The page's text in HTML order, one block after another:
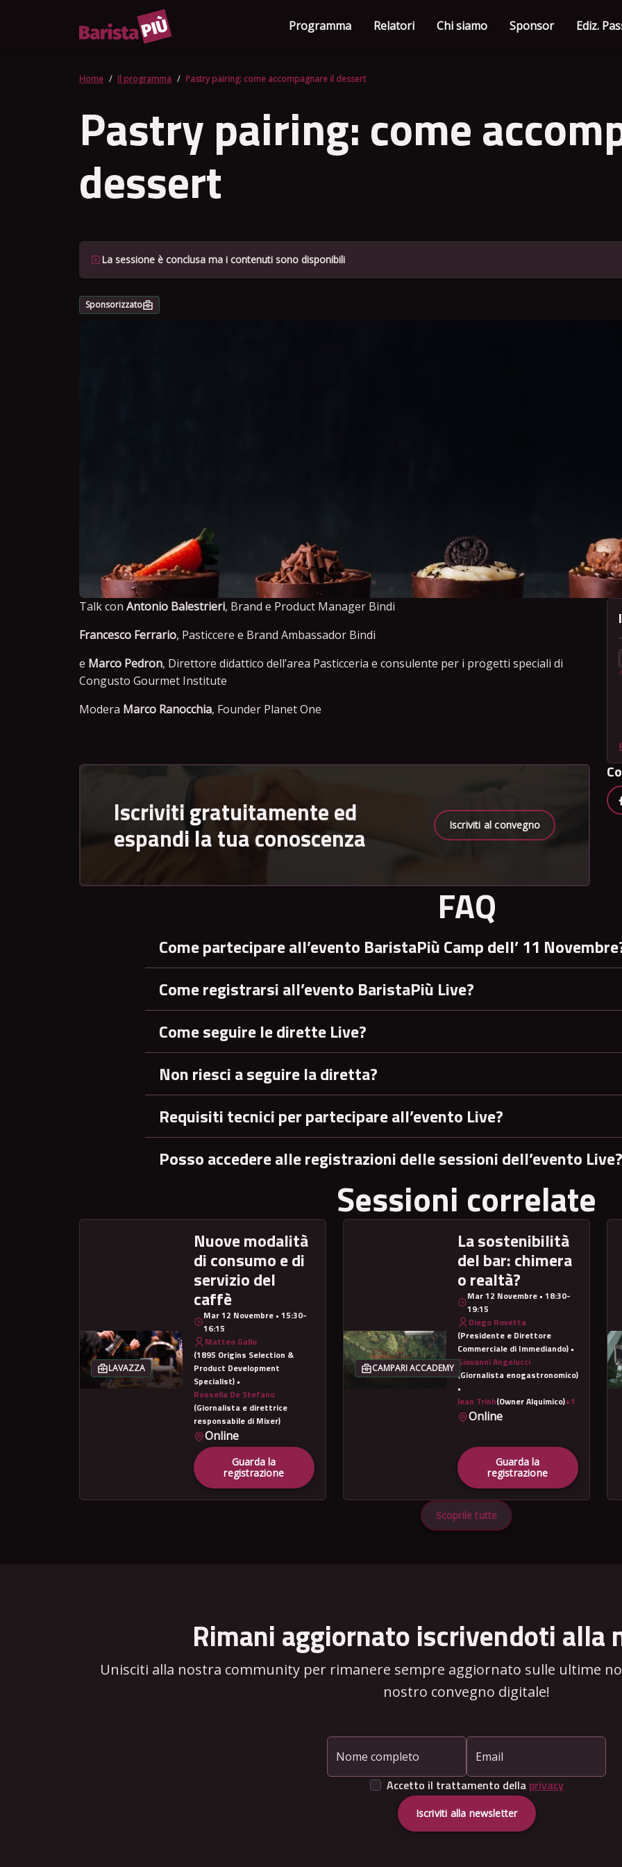
Programma Relatori Chi siamo Sponsor Ediz.
Home Il programma Pastry pairing: come accompagnare il dessert
Pastry pairing: come
dessert
La sessione è conclusa ma i contenuti sono disponibili
Sponsorizzato
Talk con Antonio Balestrieri, Brand e Product Manager Bindi
Francesco Ferrario, Pasticcere e Brand Ambassador Bindi
e Marco Pedron, Direttore didattico dell’area Pasticceria e consulente per i progetti speciali di
Congusto Gourmet Institute
Modera Marco Ranocchia, Founder Planet One
Iscriviti gratuitamente ed
espandi la tua conoscenza Iscriviti al convegno
FAQ
Come partecipare all’evento BaristaPiù Camp dell’ 11
Come registrarsi all’evento BaristaPiù Live?
Come seguire le dirette Live?
Non riesci a seguire la diretta?
Requisiti tecnici per partecipare all’evento Live?
Posso accedere alle registrazioni delle sessioni dell’evento Live?
Sessioni correlate
LAVAZZA
Nuove modalità
di consumo e di
servizio del
caffè
Mar 12 Novembre • 15:30-
16:15
Matteo Gallo
(1895 Origins Selection &
Product Development
Specialist) •
Rossella De Stefano
(Giornalista e direttrice
responsabile di Mixer)
Online
Guarda la
registrazione
CAMPARI ACCADEMY
La sostenibilità
del bar: chimera
o realtà?
Mar 12 Novembre • 18:30-
19:15
Diego Rovetta
(Presidente e Direttore
Commerciale di Immediando) •
Giovanni Angelucci
(Giornalista enogastronomico)
•
Jean Trinh(Owner Alquimico)+1
Online
Guarda la
registrazione
Scoprile tutte
Rimani aggiornato iscrivendoti alla
Unisciti alla nostra community per rimanere sempre aggiornato sulle ultime
nostro convegno digitale!
Nome completo Email
Accetto il trattamento della privacy
Iscriviti alla newsletter